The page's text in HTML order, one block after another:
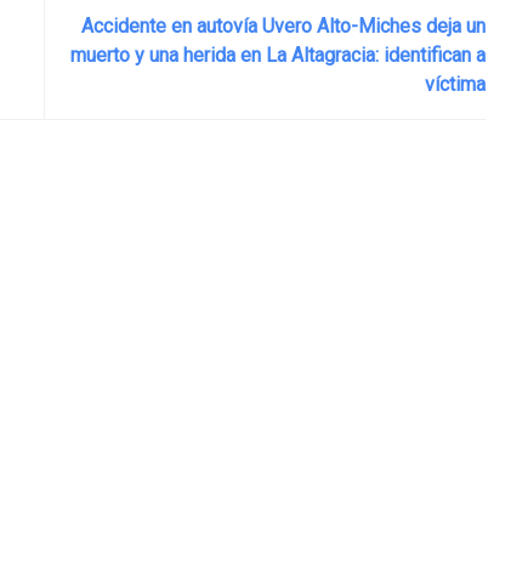
Accidente en autovía Uvero Alto-Miches deja un
muerto y una herida en La Altagracia: identifican a
víctima